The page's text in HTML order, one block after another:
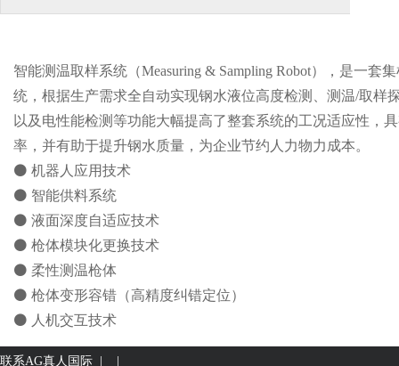
智能测温取样系统（Measuring & Sampling Robot），是一
统，根据生产需求全自动实现钢水液位高度检测、测温/取样
以及电性能检测等功能大幅提高了整套系统的工况适应性，
率，并有助于提升钢水质量，为企业节约人力物力成本。
⚫ 机器人应用技术
⚫ 智能供料系统
⚫ 液面深度自适应技术
⚫ 枪体模块化更换技术
⚫ 柔性测温枪体
⚫ 枪体变形容错（高精度纠错定位）
⚫ 人机交互技术
联系AG真人国际